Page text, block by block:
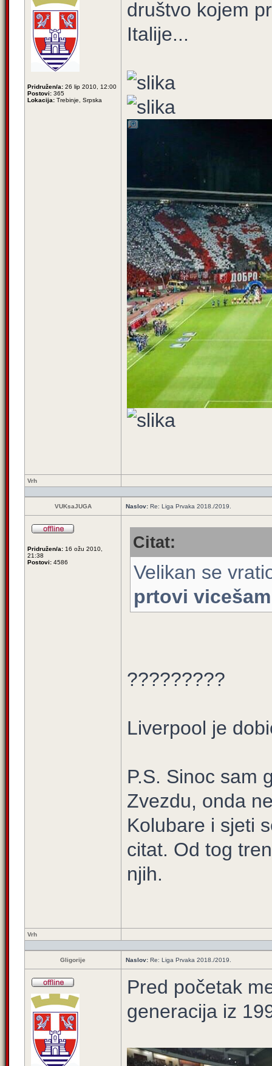
Pridružen/a: 26 lip 2010, 12:00
Postovi: 365
Lokacija: Trebinje, Srpska
društvo kojem
Italije...
Vrh
VUKsaJUGA Naslov: Re: Liga Prvaka 2018./2019.
Pridružen/a: 16 ožu 2010,
21:38
Postovi: 4586
Citat:
Velikan se
prtovi
?????????
Liverpool je
P.S. Sinoc sam
Zvezdu, onda
Kolubare i sjeti
citat. Od tog
njih.
Vrh
Gligorije Naslov: Re: Liga Prvaka 2018./2019.
Pred početak
generacija iz